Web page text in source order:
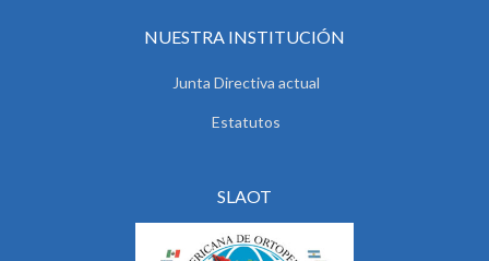
NUESTRA INSTITUCIÓN
Junta Directiva actual
Estatutos
SLAOT